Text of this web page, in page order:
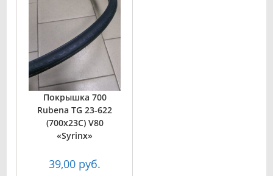
Покрышка 700
Rubena TG 23-622
(700х23С) V80
«Syrinx»
39,00 руб.